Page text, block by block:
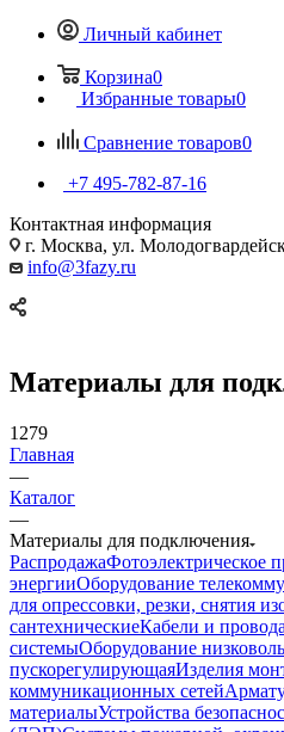
Личный кабинет
Корзина0
Избранные товары0
Сравнение товаров0
+7 495-782-87-16
Контактная информация
г. Москва, ул.
info@3fazy.ru
Материалы для
1279
Главная
—
Каталог
—
Материалы для подключения
РаспродажаФотоэлектрическое
энергииОборудование
для опрессовки, резки, снятия
сантехническиеКабели и провода
системыОборудование
пускорегулирующаяИзделия
коммуникационных сетей
материалыУстройства